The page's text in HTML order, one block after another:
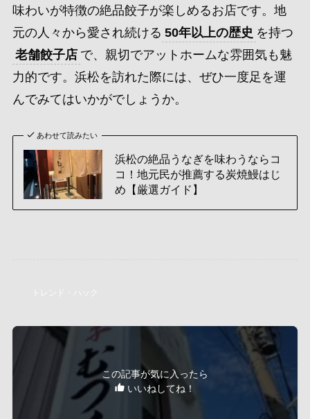
味わいが特徴の絶品餃子が楽しめるお店です。地
元の人々から愛され続ける 50年以上の歴史 を持つ
老舗餃子店 で、親切でアットホームな雰囲気も魅
力的です。浜松を訪れた際には、ぜひ一度足を運
んでみてはいかがでしょうか。
あわせて読みたい
浜松の絶品うなぎを味わうならコ
コ！地元民が推薦する炭焼鰻はじ
め【厳選ガイド】
トレンド・ハック
この記事が気に入ったら
いいねしてね！